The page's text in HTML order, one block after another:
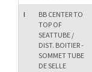
I
BB CENTER TO
TOP OF
SEATTUBE /
DIST. BOITIER -
SOMMET TUBE
DE SELLE